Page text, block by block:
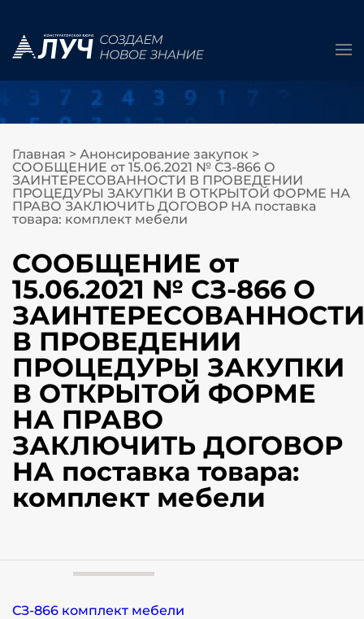
Главная > Анонсирование закупок >
СООБЩЕНИЕ от 15.06.2021 № СЗ-866 О
ЗАИНТЕРЕСОВАННОСТИ В ПРОВЕДЕНИИ
ПРОЦЕДУРЫ ЗАКУПКИ В ОТКРЫТОЙ ФОРМЕ НА
ПРАВО ЗАКЛЮЧИТЬ ДОГОВОР НА поставка
товара: комплект мебели
СООБЩЕНИЕ от
15.06.2021 № СЗ-866 О
ЗАИНТЕРЕСОВАННОСТИ
В ПРОВЕДЕНИИ
ПРОЦЕДУРЫ ЗАКУПКИ
В ОТКРЫТОЙ ФОРМЕ
НА ПРАВО
ЗАКЛЮЧИТЬ ДОГОВОР
НА поставка товара:
комплект мебели
СЗ-866 комплект мебели